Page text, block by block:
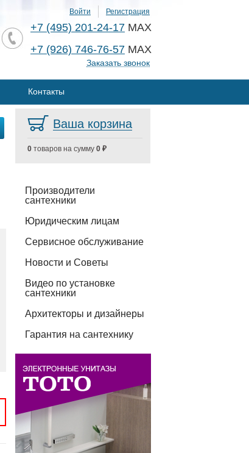
Войти Регистрация
+7 (495) 201-24-17 MAX
+7 (926) 746-76-57 MAX
Заказать звонок
Контакты
Ваша корзина
0 товаров на сумму 0 ₽
Производители
сантехники
Юридическим лицам
Сервисное обслуживание
Новости и Советы
Видео по установке
сантехники
Архитекторы и дизайнеры
Гарантия на сантехнику